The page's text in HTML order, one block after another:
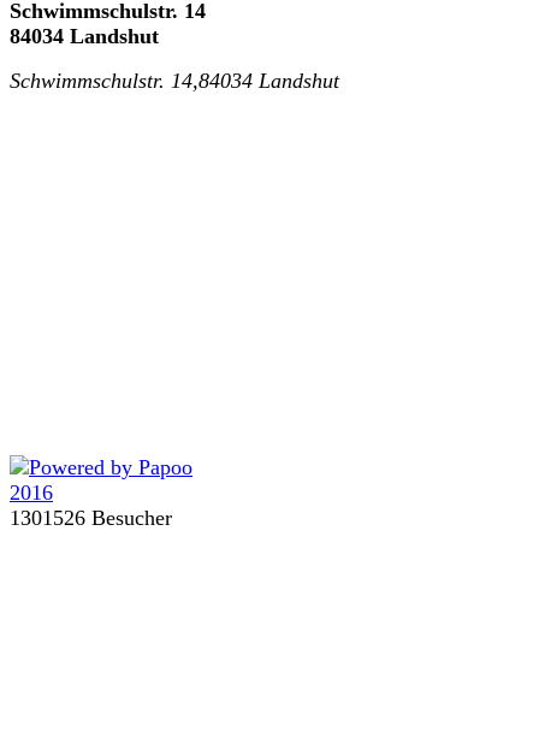
Schwimmschulstr. 14
84034 Landshut
Schwimmschulstr. 14,84034 Landshut
1301526 Besucher